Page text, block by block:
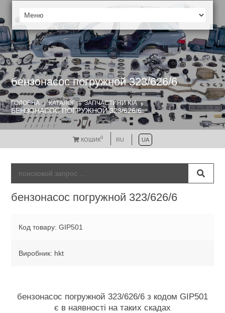
бензонасос погружной 323/626/6
ГОЛОВНА КАТАЛОГ ЗАПЧАСТИНИ KIA
БЕНЗОНАСОС ПОГРУЖНОЙ 323/626/6
КОШИК0 RU UA
бензонасос погружной 323/626/6
Код товару: GIP501
Виробник: hkt
бензонасос погружной 323/626/6 з кодом GIP501
є в наявності на таких скадах